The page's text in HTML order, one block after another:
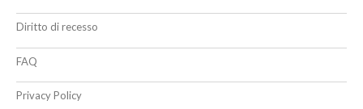
Diritto di recesso
FAQ
Privacy Policy